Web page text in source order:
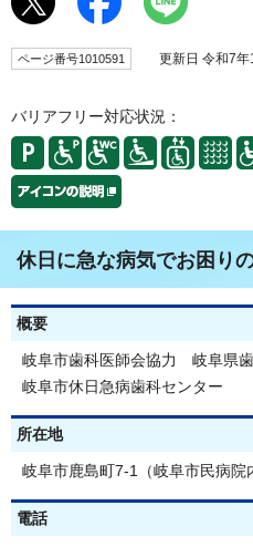
ページ番号1010591 更新日 令和7年
バリアフリー対応状況：
休日に急な病気でお困り
概要
岐阜市歯科医師会協力 岐阜県
岐阜市休日急病歯科センター
所在地
岐阜市鹿島町7-1（岐阜市民病院
電話